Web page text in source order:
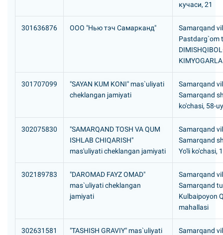
кучаси, 21
301636876 ООО "Нью тэч Самарканд"
Samarqand
Pastdarg`om
301707099
"SAYAN KUM KONI" mas`uliyati
cheklangan jamiyati
Samarqand
Samarqand
ko'chasi, 58-uy
302075830
"SAMARQAND TOSH VA QUM
ISHLAB CHIQARISH"
mas'uliyati cheklangan jamiyati
Samarqand
Samarqand
Yo'li ko'chasi,
302189783
"DAROMAD FAYZ OMAD"
mas`uliyati cheklangan
jamiyati
Samarqand
Samarqand
Kulbaipoyon
mahallasi
302631581
"TASHISH GRAVIY" mas`uliyati
Samarqand